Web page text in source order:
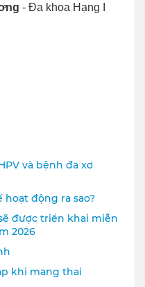
- Đa khoa Hạng I
và bệnh đa xơ
hoạt động ra sao?
được triển khai miễn
2026
khi mang thai